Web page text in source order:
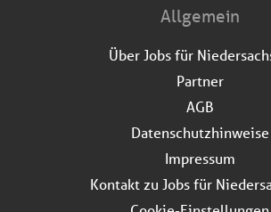
Allgemein
Über Jobs für
Partner
AGB
Datenschutzhinweise
Impressum
Kontakt zu Jobs für